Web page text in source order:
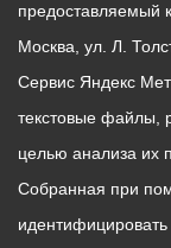
предоставляемый
Москва, ул. Л.
Сервис Яндекс
текстовые файлы,
целью анализа их
Собранная при